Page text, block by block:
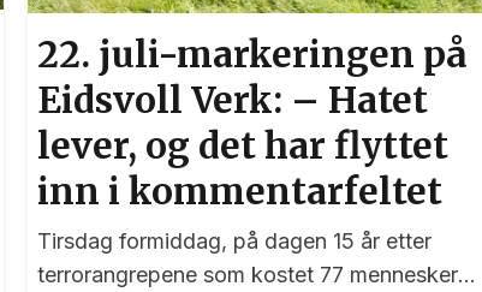
22. juli-markeringen på
Eidsvoll Verk: – Hatet
lever, og det har flyttet
inn i kommentarfeltet
Tirsdag formiddag, på dagen 15 år etter
terrorangrepene som kostet 77 mennesker